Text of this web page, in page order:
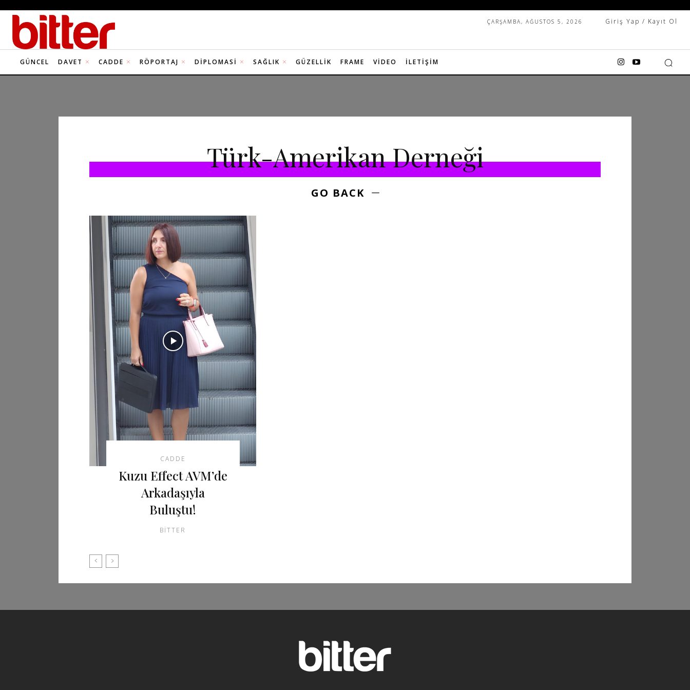
ÇARŞAMBA, AĞUSTOS 5, 2026 Giriş Yap / Kayıt Ol
GÜNCEL DAVET CADDE RÖPORTAJ DIPLOMASI SAĞLIK GÜZELLIK FRAME VIDEO İLETIŞIM
Türk-Amerikan Derneği
GO BACK
CADDE
Kuzu Effect AVM’de
Arkadaşıyla
Buluştu!
BITTER